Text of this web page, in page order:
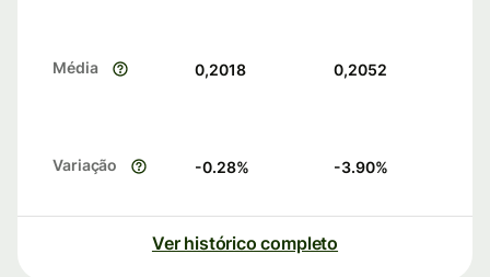
Média 0,2018 0,2052
Variação -0.28% -3.90%
Ver histórico completo